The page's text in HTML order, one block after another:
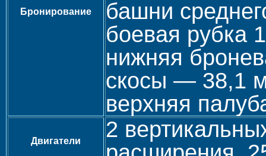
Бронирование
башни
боевая рубка
нижняя
скосы — 38,1
верхняя
Двигатели
2